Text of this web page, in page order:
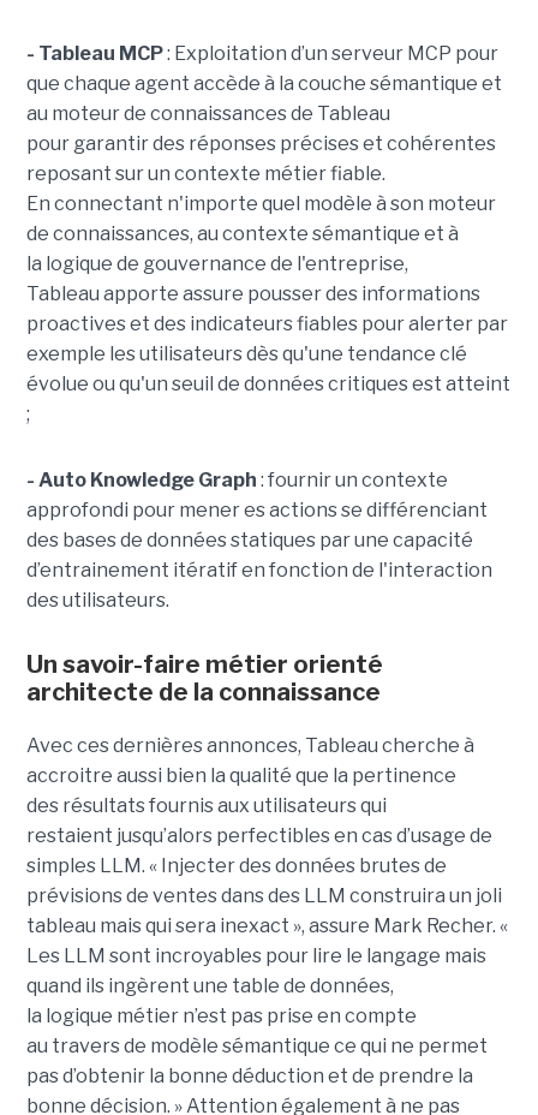
- Tableau MCP: Exploitation d’un serveur MCP pour
que chaque agent accède à la couche sémantique et
au moteur de connaissances de Tableau
pour garantir des réponses précises et cohérentes
reposant sur un contexte métier fiable.
En connectant n'importe quel modèle à son moteur
de connaissances, au contexte sémantique et à
la logique de gouvernance de l'entreprise,
Tableau apporte assure pousser des informations
proactives et des indicateurs fiables pour alerter par
exemple les utilisateurs dès qu'une tendance clé
évolue ou qu'un seuil de données critiques est atteint
;
- Auto Knowledge Graph : fournir un contexte
approfondi pour mener es actions se différenciant
des bases de données statiques par une capacité
d’entrainement itératif en fonction de l'interaction
des utilisateurs.
Un savoir-faire métier orienté
architecte de la connaissance
Avec ces dernières annonces, Tableau cherche à
accroitre aussi bien la qualité que la pertinence
desrésultats fournis aux utilisateurs qui
restaient jusqu’alors perfectiblesen cas d’usage de
simples LLM. « Injecterdes données brutes de
prévisions de ventes dans des LLM construira un joli
tableau mais qui sera inexact », assure Mark Recher. «
Les LLM sont incroyables pour lire le langage mais
quand ils ingèrent une table de données,
la logique métier n’est pas prise en compte
au travers de modèle sémantique ce qui ne permet
pas d’obtenir la bonne déduction et de prendre la
bonne décision. » Attention également à ne pas